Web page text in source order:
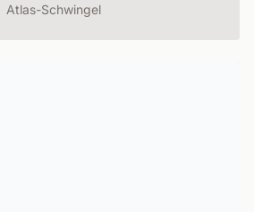
Atlas-Schwingel